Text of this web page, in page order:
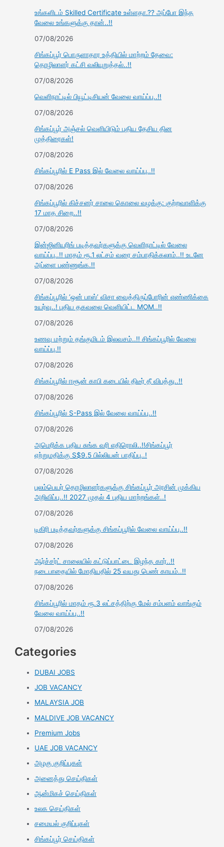
உங்களிடம் Skilled Certificate உள்ளதா.?? அப்போ இந்த
வேலை உங்களுக்கு தான்..!!
07/08/2026
சிங்கப்பூர் பொருளாதார உத்தியில் மாற்றம் தேவை:
தொழிலாளர் கட்சி வலியுறுத்தல்..!!
07/08/2026
வெளிநாட்டில் பியூட்டிசியன் வேலை வாய்ப்பு..!!
07/08/2026
சிங்கப்பூர் அஞ்சல் வெளியிடும் புதிய தேசிய தின
முத்திரைகள்!
07/08/2026
சிங்கப்பூரில் E Pass இல் வேலை வாய்ப்பு..!!
07/08/2026
சிங்கப்பூரில் கிச்சனர் சாலை கொலை வழக்கு: குற்றவாளிக்கு
17 மாத சிறை..!!
07/08/2026
இன்ஜினியரிங் படித்தவர்களுக்கு வெளிநாட்டில் வேலை
வாய்ப்பு..!! மாதம் ரூ.1 லட்சம் வரை சம்பாதிக்கலாம்..!! உடனே
அப்ளை பண்ணுங்க.!!
07/08/2026
சிங்கப்பூரில் ‘ஒன் பாஸ்’ விசா வைத்திருப்போரின் எண்ணிக்கை
உயர்வு..! புதிய தகவலை வெளியிட்ட MOM..!!
07/08/2026
உணவு மற்றும் தங்குமிடம் இலவசம்..!! சிங்கப்பூரில் வேலை
வாய்ப்பு.!!
07/08/2026
சிங்கப்பூரில் ஈசூன் காபி கடையில் திடீர் தீ விபத்து..!!
07/08/2026
சிங்கப்பூரில் S-Pass இல் வேலை வாய்ப்பு..!!
07/08/2026
அமெரிக்க புதிய சுங்க வரி எதிரொலி..!!சிங்கப்பூர்
ஏற்றுமதிக்கு S$9.5 பில்லியன் பாதிப்பு..!
07/08/2026
புலம்பெயர் தொழிலாளர்களுக்கு சிங்கப்பூர் அரசின் முக்கிய
அறிவிப்பு..!! 2027 முதல் 4 புதிய மாற்றங்கள்..!
07/08/2026
டிகிரி படித்தவர்களுக்கு சிங்கப்பூரில் வேலை வாய்ப்பு..!!
07/08/2026
ஆர்ச்சர்ட் சாலையில் கட்டுப்பாட்டை இழந்த கார்..!!
நடைபாதையில் மோதியதில் 25 வயது பெண் காயம்..!!
07/08/2026
சிங்கப்பூரில் மாதம் ரூ.3 லட்சத்திற்கு மேல் சம்பளம் வாங்கும்
வேலை வாய்ப்பு..!!
07/08/2026
Categories
DUBAI JOBS
JOB VACANCY
MALAYSIA JOB
MALDIVE JOB VACANCY
Premium Jobs
UAE JOB VACANCY
அழகு குறிப்புகள்
அனைத்து செய்திகள்
ஆன்மிகச் செய்திகள்
உலக செய்திகள்
சமையல் குறிப்புகள்
சிங்கப்பூர் செய்திகள்